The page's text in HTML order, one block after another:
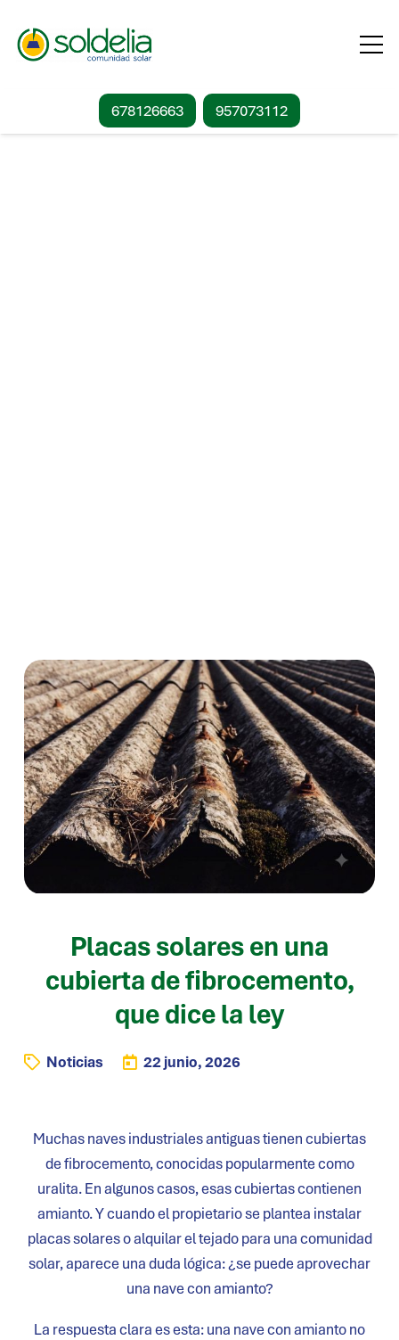
678126663 957073112
Placas solares en una
cubierta de fibrocemento,
que dice la ley
Noticias 22 junio, 2026
Muchas naves industriales antiguas tienen cubiertas
de fibrocemento, conocidas popularmente como
uralita. En algunos casos, esas cubiertas contienen
amianto. Y cuando el propietario se plantea instalar
placas solares o alquilar el tejado para una comunidad
solar, aparece una duda lógica: ¿se puede aprovechar
una nave con amianto?
La respuesta clara es esta: una nave con amianto no